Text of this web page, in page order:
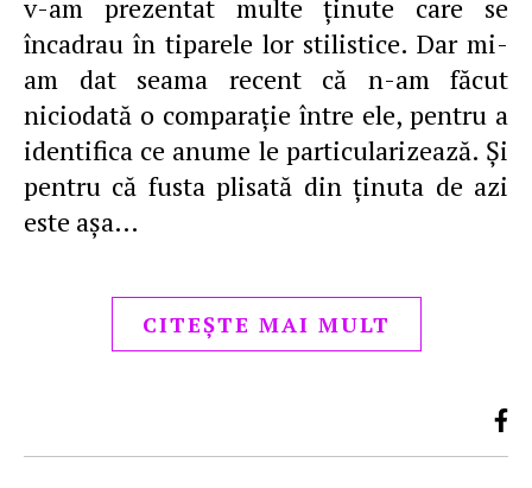
v-am prezentat multe ţinute care se
încadrau în tiparele lor stilistice. Dar mi-
am dat seama recent că n-am făcut
niciodată o comparaţie între ele, pentru a
identifica ce anume le particularizează. Şi
pentru că fusta plisată din ţinuta de azi
este aşa…
CITEȘTE MAI MULT